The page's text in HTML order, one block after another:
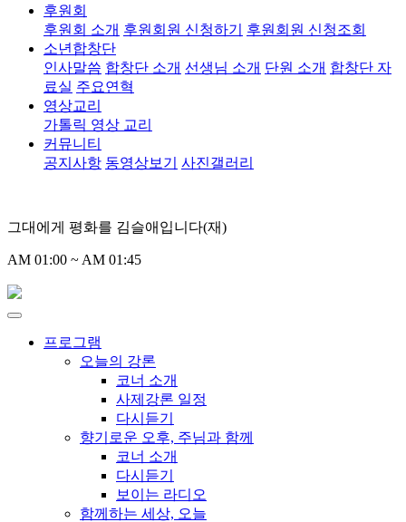
후원회
후원회 소개 후원회원 신청하기
후원회원 신청조회
소년합창단
인사말씀 합창단 소개 선생님 소개 단원 소개 합창단 자
료실 주요연혁
영상교리
가톨릭 영상 교리
커뮤니티
공지사항 동영상보기 사진갤러리
그대에게 평화를 김슬애입니다(재)
AM 01:00 ~ AM 01:45
프로그램
오늘의 강론
코너 소개
사제강론 일정
다시듣기
향기로운 오후, 주님과 함께
코너 소개
다시듣기
보이는 라디오
함께하는 세상, 오늘